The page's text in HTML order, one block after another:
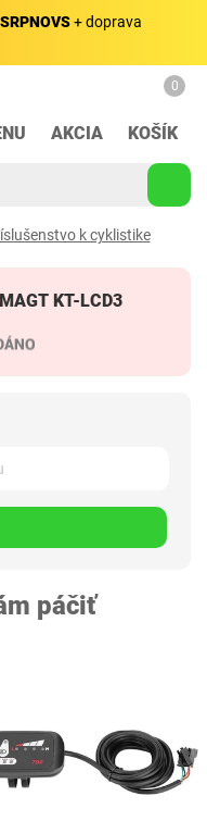
+ doprava
AKCIA
0
KOŠÍK
k cyklistike
KT-LCD3
páčiť